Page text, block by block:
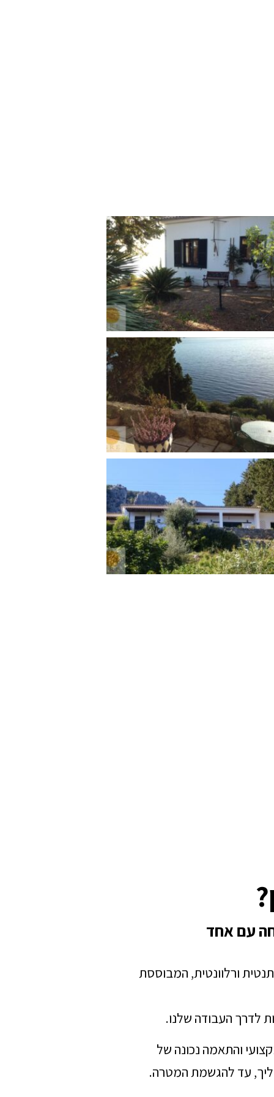
עם אחד
ורלוונטית, המבוססת
לדרך העבודה שלנו.
והתאמה נכונה של
עד להגשמת המטרה.